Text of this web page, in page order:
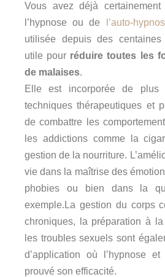
Vous avez déjà
l’hypnose ou de
l’auto-
utilisée depuis des centaines
utile pour réduire toutes les
de malaises.
Elle est incorporée de
techniques thérapeutiques et
de combattre les
les addictions comme la
gestion de la nourriture.
vie dans la maîtrise des
phobies ou bien dans la
exemple.La gestion du corps
chroniques, la préparation à
les troubles sexuels sont
d’application où l’hypnose et
prouvé son efficacité.